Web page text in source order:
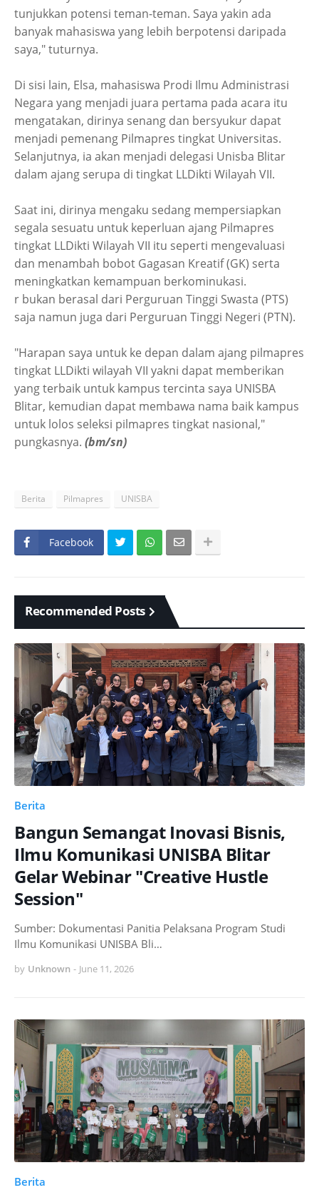
tunjukkan potensi teman-teman. Saya yakin ada
banyak mahasiswa yang lebih berpotensi daripada
saya," tuturnya.
Di sisi lain, Elsa, mahasiswa Prodi Ilmu Administrasi
Negara yang menjadi juara pertama pada acara itu
mengatakan, dirinya senang dan bersyukur dapat
menjadi pemenang Pilmapres tingkat Universitas.
Selanjutnya, ia akan menjadi delegasi Unisba Blitar
dalam ajang serupa di tingkat LLDikti Wilayah VII.
Saat ini, dirinya mengaku sedang mempersiapkan
segala sesuatu untuk keperluan ajang Pilmapres
tingkat LLDikti Wilayah VII itu seperti mengevaluasi
dan menambah bobot Gagasan Kreatif (GK) serta
meningkatkan kemampuan berkominukasi.
r bukan berasal dari Perguruan Tinggi Swasta (PTS)
saja namun juga dari Perguruan Tinggi Negeri (PTN).
"Harapan saya untuk ke depan dalam ajang pilmapres
tingkat LLDikti wilayah VII yakni dapat memberikan
yang terbaik untuk kampus tercinta saya UNISBA
Blitar, kemudian dapat membawa nama baik kampus
untuk lolos seleksi pilmapres tingkat nasional,"
pungkasnya. (bm/sn)
Berita Pilmapres UNISBA
Facebook
Recommended Posts
Berita
Bangun Semangat Inovasi Bisnis,
Ilmu Komunikasi UNISBA Blitar
Gelar Webinar "Creative Hustle
Session"
Sumber: Dokumentasi Panitia Pelaksana Program Studi
Ilmu Komunikasi UNISBA Bli…
by Unknown - June 11, 2026
Berita